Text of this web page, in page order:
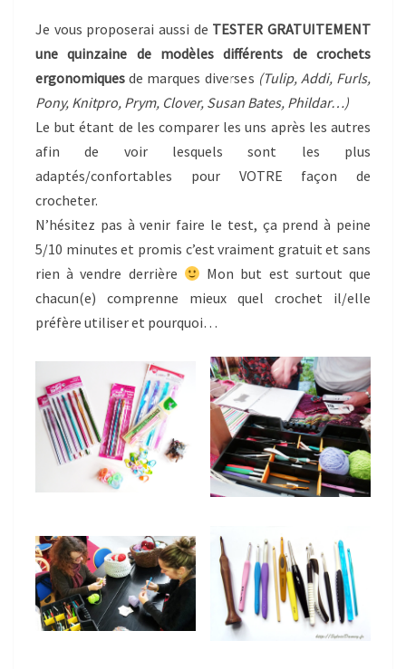
Je vous proposerai aussi de TESTER GRATUITEMENT
une quinzaine de modèles différents de crochets
ergonomiques de marques diverses (Tulip, Addi, Furls,
Pony, Knitpro, Prym, Clover, Susan Bates, Phildar…)
Le but étant de les comparer les uns après les autres
afin de voir lesquels sont les plus
adaptés/confortables pour VOTRE façon de
crocheter.
N’hésitez pas à venir faire le test, ça prend à peine
5/10 minutes et promis c’est vraiment gratuit et sans
rien à vendre derrière
Mon but est surtout que
chacun(e) comprenne mieux quel crochet il/elle
préfère utiliser et pourquoi…